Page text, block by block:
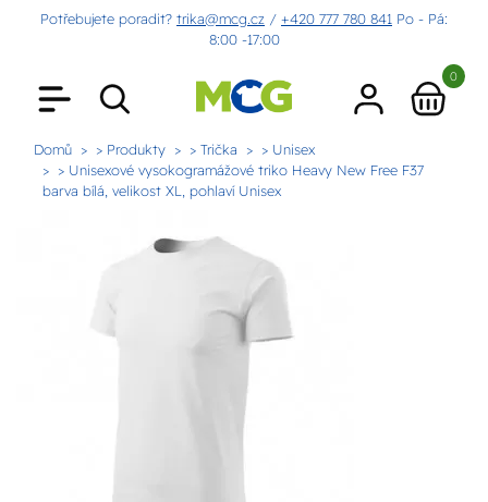
Potřebujete poradit? trika@mcg.cz / +420 777 780 841 Po - Pá:
8:00 -17:00
0
Domů > Produkty > Trička
> Unisex
> Unisexové vysokogramážové triko Heavy New Free F37
barva bílá, velikost XL, pohlaví Unisex